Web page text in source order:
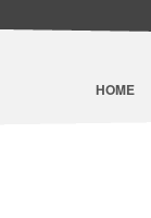
HOME